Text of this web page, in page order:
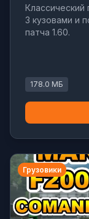
Классический
3 кузовами и
патча 1.60.
178.0 МБ
Грузовики